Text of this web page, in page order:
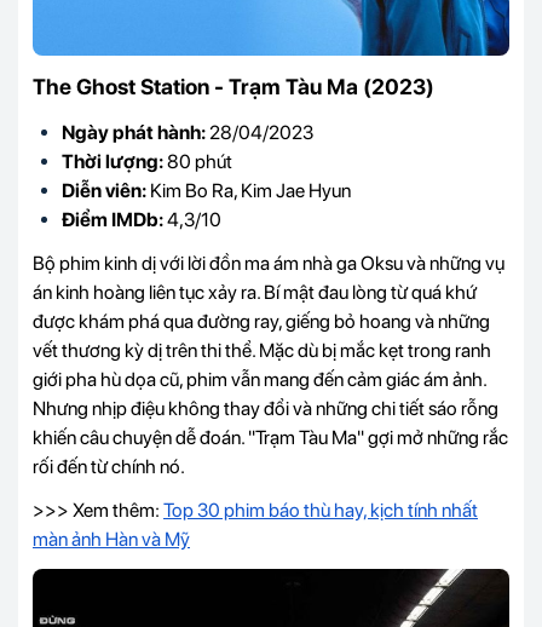
The Ghost Station - Trạm Tàu Ma (2023)
Ngày phát hành: 28/04/2023
Thời lượng:80 phút
Diễn viên: Kim Bo Ra, Kim Jae Hyun
Điểm IMDb:4,3/10
Bộ phim kinh dị với lời đồn ma ám nhà ga Oksu và những vụ
án kinh hoàng liên tục xảy ra. Bí mật đau lòng từ quá khứ
được khám phá qua đường ray, giếng bỏ hoang và những
vết thương kỳ dị trên thi thể. Mặc dù bị mắc kẹt trong ranh
giới pha hù dọa cũ, phim vẫn mang đến cảm giác ám ảnh.
Nhưng nhịp điệu không thay đổi và những chi tiết sáo rỗng
khiến câu chuyện dễ đoán. "Trạm Tàu Ma" gợi mở những rắc
rối đến từ chính nó.
>>> Xem thêm: Top 30 phim báo thù hay, kịch tính nhất
màn ảnh Hàn và Mỹ